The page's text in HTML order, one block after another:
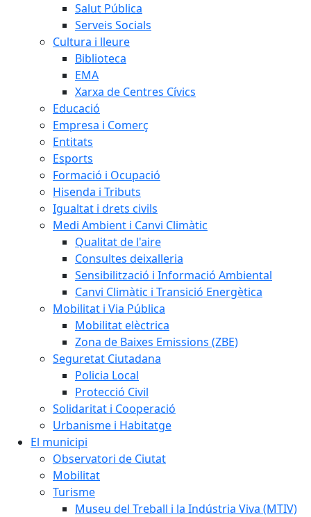
Salut Pública
Serveis Socials
Cultura i lleure
Biblioteca
EMA
Xarxa de Centres Cívics
Educació
Empresa i Comerç
Entitats
Esports
Formació i Ocupació
Hisenda i Tributs
Igualtat i drets civils
Medi Ambient i Canvi Climàtic
Qualitat de l'aire
Consultes deixalleria
Sensibilització i Informació Ambiental
Canvi Climàtic i Transició Energètica
Mobilitat i Via Pública
Mobilitat elèctrica
Zona de Baixes Emissions (ZBE)
Seguretat Ciutadana
Policia Local
Protecció Civil
Solidaritat i Cooperació
Urbanisme i Habitatge
El municipi
Observatori de Ciutat
Mobilitat
Turisme
Museu del Treball i la Indústria Viva (MTIV)